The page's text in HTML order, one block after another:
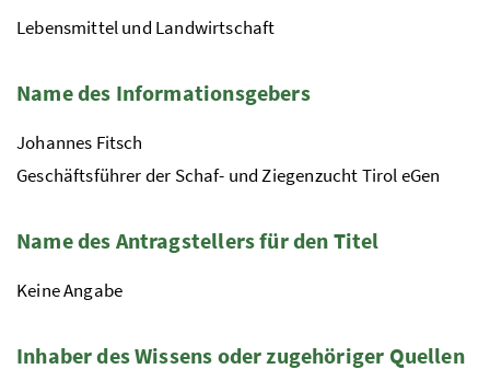
Lebensmittel und Landwirtschaft
Name des Informationsgebers
Johannes Fitsch
Geschäftsführer der Schaf- und Ziegenzucht Tirol eGen
Name des Antragstellers für den Titel
Keine Angabe
Inhaber des Wissens oder zugehöriger Quellen